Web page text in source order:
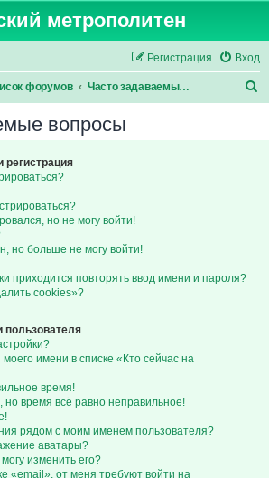
метрополитен
Вход
Регистрация
форумов Часто задаваемые вопросы
вопросы
но не могу войти!
но больше не могу войти!
приходится повторять ввод имени и пароля?
cookies»?
пользователя
имени в списке «Кто сейчас на
время!
но время всё равно неправильное!
рядом с моим именем пользователя?
аватары?
изменить его?
«email», от меня требуют войти на